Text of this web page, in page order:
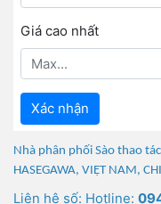
Giá cao nhất
Xác nhận
Nhà phân phối Sào thao
HASEGAWA, VIỆT NAM,
Liên hệ số: Hotline: